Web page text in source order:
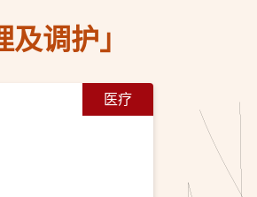
调护」
医疗